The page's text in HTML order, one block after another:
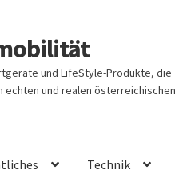
und LifeStyle-Produkte, die
echten und realen österreichischen
Technik